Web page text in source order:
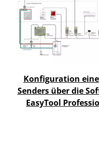
Konfiguration
Senders über die
EasyTool